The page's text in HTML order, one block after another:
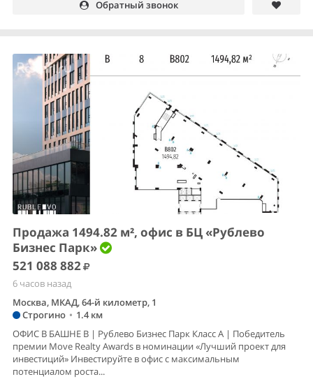
Обратный звонок
Продажа 1494.82 м², офис в БЦ «Рублево
Бизнес Парк»
521 088 882
6 часов назад
Москва, МКАД, 64-й километр, 1
Строгино • 1.4 км
ОФИС В БАШНЕ B | Рублево Бизнес Парк Класс А | Победитель
премии Move Realty Awards в номинации «Лучший проект для
инвестиций» Инвестируйте в офис с максимальным
потенциалом роста...